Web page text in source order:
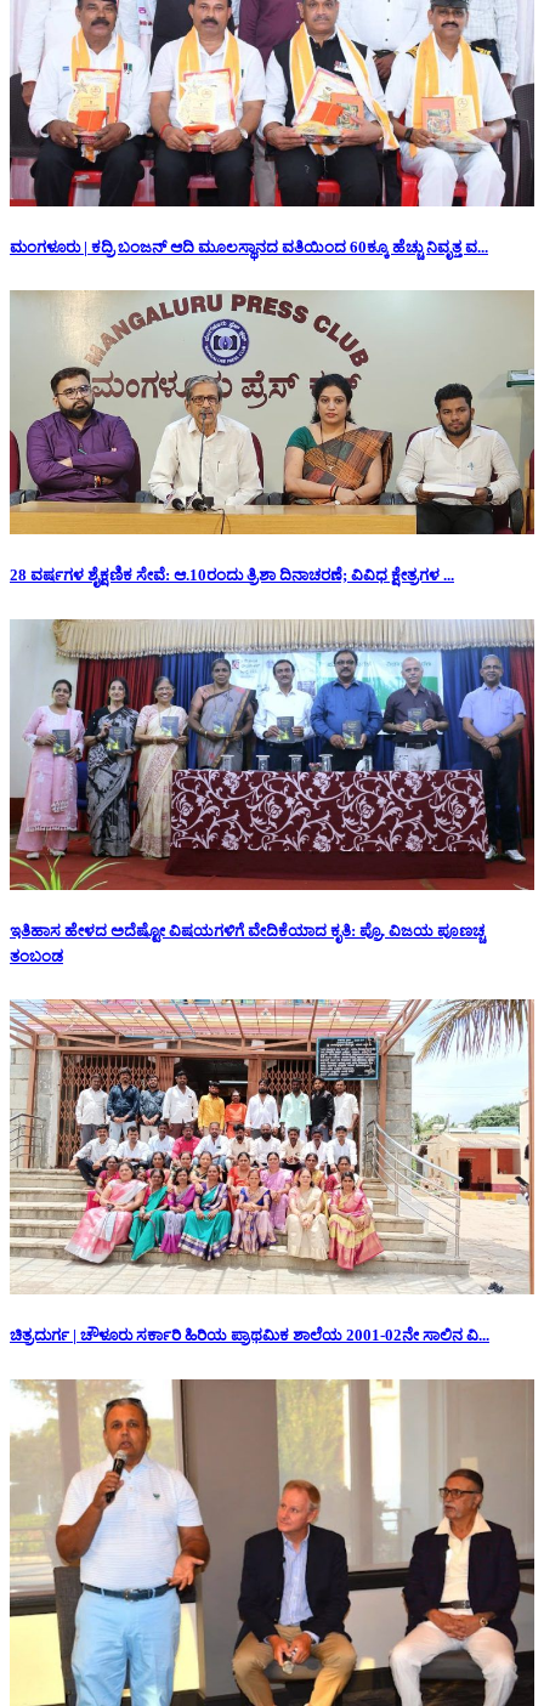
ಮಂಗಳೂರು | ಕದ್ರಿ ಬಂಜನ್ ಆದಿ ಮೂಲಸ್ಥಾನದ ವತಿಯಿಂದ 60ಕ್ಕೂ ಹೆಚ್ಚು ನಿವೃತ್ತ ವ...
28 ವರ್ಷಗಳ ಶೈಕ್ಷಣಿಕ ಸೇವೆ: ಆ.10ರಂದು ತ್ರಿಶಾ ದಿನಾಚರಣೆ; ವಿವಿಧ ಕ್ಷೇತ್ರಗಳ ...
ಇತಿಹಾಸ ಹೇಳದ ಅದೆಷ್ಟೋ ವಿಷಯಗಳಿಗೆ ವೇದಿಕೆಯಾದ ಕೃತಿ: ಪ್ರೊ. ವಿಜಯ ಪೂಣಚ್ಚ
ತಂಬಂಡ
ಚಿತ್ರದುರ್ಗ | ಚೌಳೂರು ಸರ್ಕಾರಿ ಹಿರಿಯ ಪ್ರಾಥಮಿಕ ಶಾಲೆಯ 2001-02ನೇ ಸಾಲಿನ ವಿ...